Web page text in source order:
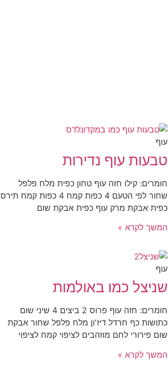
עוף
טבעות עוף נדירות
חומרים: קילו חזה עוף טחון כפית מלח פלפל
שחור לפי הטעם 4 כפות קמח 4 כפות קמח תירס
כפית אבקת מרק עוף כפית אבקת שום
המשך לקרא »
עוף
שניצל כמו באולמות
חומרים: חזה עוף פרוס 2 ביצים 4 שיני שום
כתושות כף חרדל דיז'ון מלח פלפל שחור אבקת
שום פירורי לחם מוזהבים לציפוי קמח לציפוי
המשך לקרא »